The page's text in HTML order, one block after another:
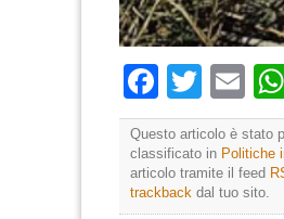
Facebook
Twitter
Questo articolo è stato
classificato in Politiche
articolo tramite il feed
trackback dal tuo sito.